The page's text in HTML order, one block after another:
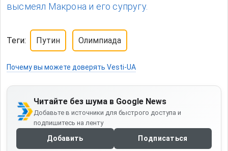
высмеял Макрона и его супругу.
Теги: Путин Олимпиада
Почему вы можете доверять Vesti-UA
Читайте без шума в Google News
Добавьте в источники для быстрого доступа и
подпишитесь на ленту
Добавить Подписаться